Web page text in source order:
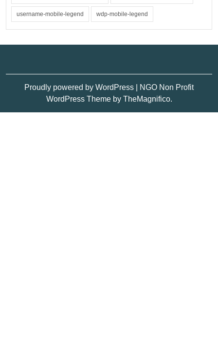
username-mobile-legend wdp-mobile-legend
Proudly powered by WordPress
NGO Non Profit
WordPress Theme by TheMagnifico.